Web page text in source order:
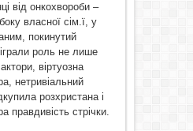
від онкохвороби –
власної сім.ї, у
покинутий
роль не лише
актори, віртуозна
нетривіальний
розхристана і
правдивість стрічки.